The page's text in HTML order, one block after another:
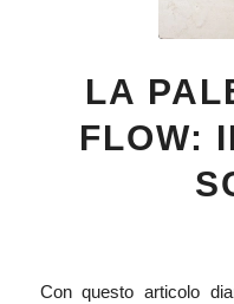
LA
FLOW:
Con questo articolo